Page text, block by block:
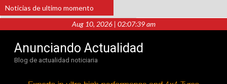
Saltar
Noticias de ultimo momento
Mejora el trámite de tu pensión con la
Modalidad 40 y aumenta tus semanas
cotizadas en el IMSS
Aug 10, 2026 | 02:07:39 am
Anunciando Actualidad
Blog de actualidad noticiaria